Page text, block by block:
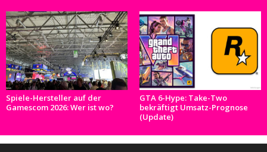
Spiele-Hersteller auf der
Gamescom 2026: Wer ist wo?
GTA 6-Hype: Take-Two
bekräftigt Umsatz-Prognose
(Update)